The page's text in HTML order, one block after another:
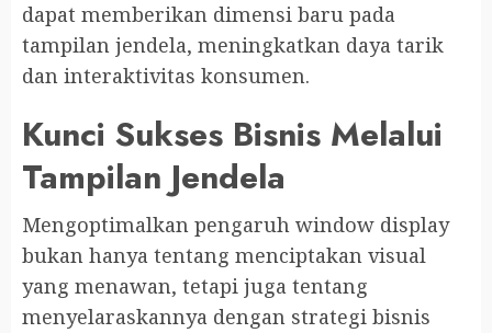
dapat memberikan dimensi baru pada
tampilan jendela, meningkatkan daya tarik
dan interaktivitas konsumen.
Kunci Sukses Bisnis Melalui
Tampilan Jendela
Mengoptimalkan pengaruh window display
bukan hanya tentang menciptakan visual
yang menawan, tetapi juga tentang
menyelaraskannya dengan strategi bisnis